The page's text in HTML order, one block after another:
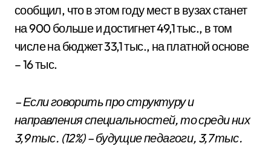
сообщил, что в этом году мест в вузах станет
на 900 больше и достигнет 49,1 тыс., в том
числе на бюджет 33,1 тыс., на платной основе
– 16 тыс.
– Если говорить про структуру и
направления специальностей, то среди них
3,9 тыс. (12%) – будущие педагоги, 3,7 тыс.